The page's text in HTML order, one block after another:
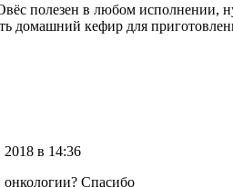
полезен в любом исполнении,
домашний кефир для
в 14:36
онкологии? Спасибо